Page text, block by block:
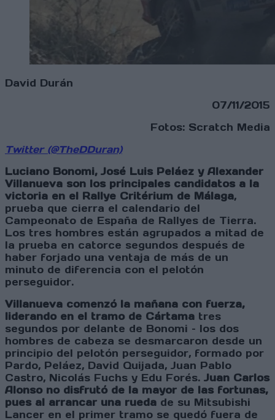
David Durán
07/11/2015
Fotos: Scratch Media
Twitter (@TheDDuran)
Luciano Bonomi, José Luis Peláez y Alexander
Villanueva son los principales candidatos a la
victoria en el Rallye Critérium de Málaga,
prueba que cierra el calendario del
Campeonato de España de Rallyes de Tierra.
Los tres hombres están agrupados a mitad de
la prueba en catorce segundos después de
haber forjado una ventaja de más de un
minuto de diferencia con el pelotón
perseguidor.
Villanueva comenzó la mañana con fuerza,
liderando en el tramo de Cártama tres
segundos por delante de Bonomi – los dos
hombres de cabeza se desmarcaron desde un
principio del pelotón perseguidor, formado por
Pardo, Peláez, David Quijada, Juan Pablo
Castro, Nicolás Fuchs y Edu Forés. Juan Carlos
Alonso no disfrutó de la mayor de las fortunas,
pues al arrancar una rueda de su Mitsubishi
Lancer en el primer tramo se quedó fuera de